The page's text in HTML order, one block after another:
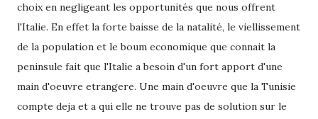
choix en negligeant les opportunités que nous offrent
l'Italie. En effet la forte baisse de la natalité, le viellissement
de la population et le boum economique que connait la
peninsule fait que l'Italie a besoin d'un fort apport d'une
main d'oeuvre etrangere. Une main d'oeuvre que la Tunisie
compte deja et a qui elle ne trouve pas de solution sur le